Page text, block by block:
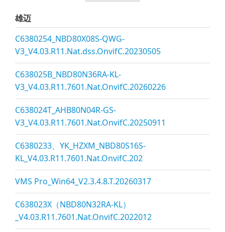
雄迈
C6380254_NBD80X08S-QWG-
V3_V4.03.R11.Nat.dss.OnvifC.20230505
C638025B_NBD80N36RA-KL-
V3_V4.03.R11.7601.Nat.OnvifC.20260226
C638024T_AHB80N04R-GS-
V3_V4.03.R11.7601.Nat.OnvifC.20250911
C6380233、YK_HZXM_NBD80S16S-
KL_V4.03.R11.7601.Nat.OnvifC.202
VMS Pro_Win64_V2.3.4.8.T.20260317
C638023X（NBD80N32RA-KL）
_V4.03.R11.7601.Nat.OnvifC.2022012